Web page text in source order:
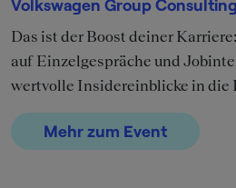
Volkswagen Group Consulting
Das ist der Boost deiner
auf Einzelgespräche und
wertvolle Insidereinblicke in die
Mehr zum Event